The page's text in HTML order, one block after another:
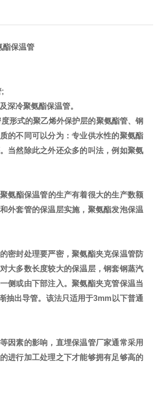
酯保温管
;
深冷聚氨酯保温管。
形式的聚乙烯外保护层的聚氨酯管、钢
的不同可以分为：专业供水性的聚氨酯
当然除此之外还众多的叫法，例如聚氨
氨酯保温管的生产有着很大的生产数额
外套管的保温层实施，聚氨酯发泡保温
密封处理要严密，聚氨酯夹克保温管防
大多数长度较大的保温层，钢套钢蒸汽
侧或由下部注入。聚氨酯夹克管保温当
抽出导管。该法只适用于3mm以下普通
因素的影响，直埋保温管厂家通常采用
进行加工处理之下才能够拥有足够高的